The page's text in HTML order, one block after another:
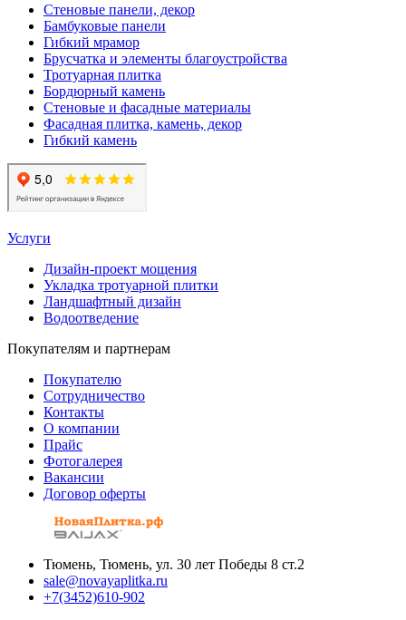
Стеновые панели, декор
Бамбуковые панели
Гибкий мрамор
Брусчатка и элементы благоустройства
Тротуарная плитка
Бордюрный камень
Стеновые и фасадные материалы
Фасадная плитка, камень, декор
Гибкий камень
Услуги
Дизайн-проект мощения
Укладка тротуарной плитки
Ландшафтный дизайн
Водоотведение
Покупателям и партнерам
Покупателю
Сотрудничество
Контакты
О компании
Прайс
Фотогалерея
Вакансии
Договор оферты
Тюмень, Тюмень, ул. 30 лет Победы 8 ст.2
sale@novayaplitka.ru
+7(3452)610-902